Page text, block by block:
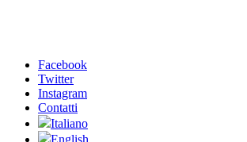
Facebook
Twitter
Instagram
Contatti
Italiano
English